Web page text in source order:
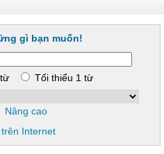
gì bạn muốn!
từ
Tối thiểu 1 từ
Nâng cao
Internet